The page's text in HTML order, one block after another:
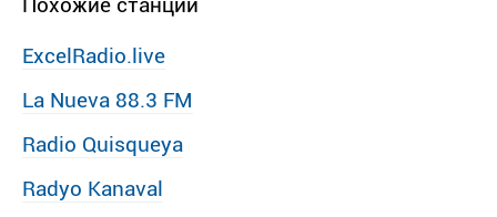
ExcelRadio.live
La Nueva 88.3 FM
Radio Quisqueya
Radyo Kanaval